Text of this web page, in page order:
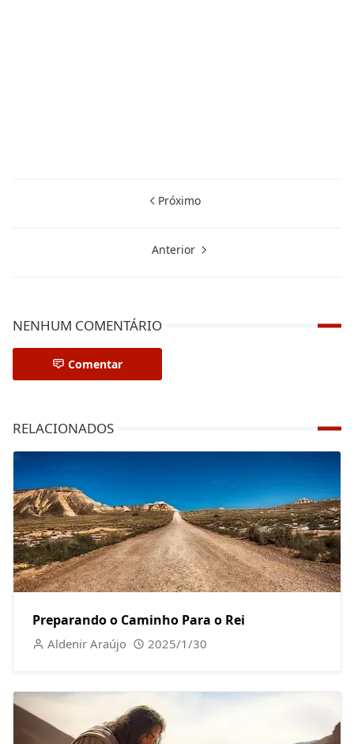
Próximo
Anterior
NENHUM COMENTÁRIO
Comentar
RELACIONADOS
Preparando o Caminho Para o Rei
Aldenir Araújo 2025/1/30